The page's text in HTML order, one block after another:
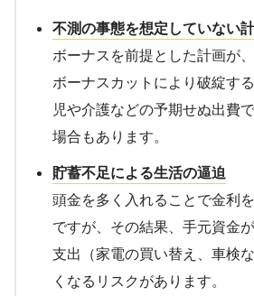
不測の事態を想定していない
ボーナスを前提とした計画が
ボーナスカットにより破綻す
児や介護などの予期せぬ出費
場合もあります。
貯蓄不足による生活の逼迫
頭金を多く入れることで金利
ですが、その結果、手元資金
支出（家電の買い替え、車検
くなるリスクがあります。